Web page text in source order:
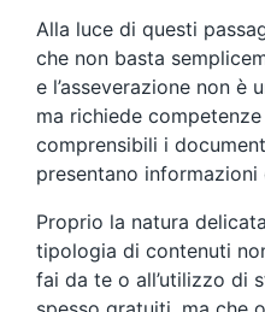
Alla luce di questi
che non basta
e l’asseverazione non è
ma richiede
comprensibili i
presentano
Proprio la natura
tipologia di contenuti
fai da te o all’utilizzo di